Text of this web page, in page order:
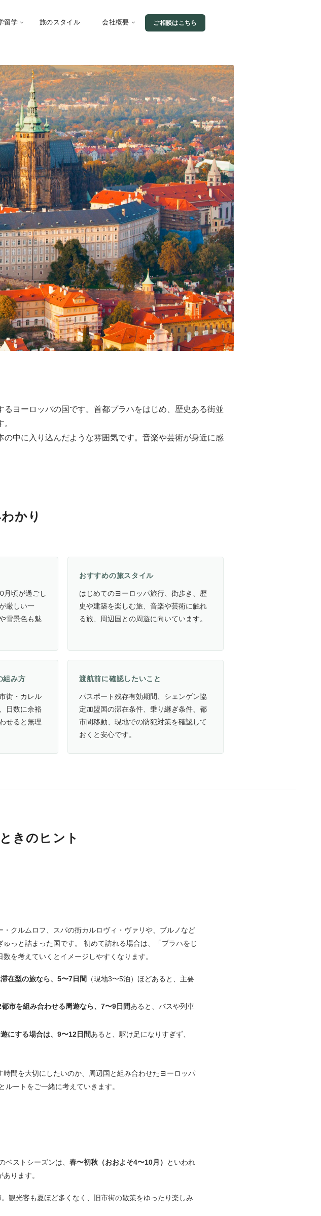
留学 旅のスタイル 会社概要 ご相談はこちら
ヨーロッパの国です。首都プラハをはじめ、歴史ある街並
中に入り込んだような雰囲気です。音楽や芸術が身近に感
かり
月頃が過ごし
厳しい一
雪景色も魅
おすすめの旅スタイル
はじめてのヨーロッパ旅行、街歩き、歴
史や建築を楽しむ旅、音楽や芸術に触れ
る旅、周辺国との周遊に向いています。
組み方
街・カレル
日数に余裕
せると無理
渡航前に確認したいこと
パスポート残存有効期間、シェンゲン協
定加盟国の滞在条件、乗り継ぎ条件、都
市間移動、現地での防犯対策を確認して
おくと安心です。
きのヒント
クルムロフ、スパの街カルロヴィ・ヴァリや、ブルノなど
っと詰まった国です。 初めて訪れる場合は、「プラハをじ
を考えていくとイメージしやすくなります。
在型の旅なら、5〜7日間
（現地3〜5泊）ほどあると、主要
都市を組み合わせる周遊なら、7〜9日間あると、バスや列車
にする場合は、9〜12日間あると、駆け足になりすぎず、
間を大切にしたいのか、周辺国と組み合わせたヨーロッパ
ートをご一緒に考えていきます。
ストシーズンは、 春〜初秋（おおよそ4〜10月）
といわれ
ります。
観光客も夏ほど多くなく、旧市街の散策をゆったり楽しみ